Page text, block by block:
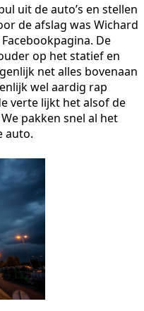
uit de auto’s en stellen
de afslag was Wichard
De
op het statief en
net alles bovenaan
wel aardig rap
verte lijkt het alsof de
pakken snel al het
auto.